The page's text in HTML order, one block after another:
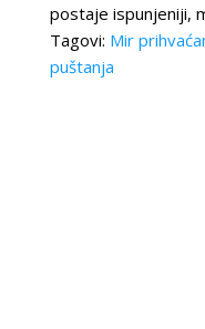
postaje ispunjeniji,
Tagovi: Mir
puštanja